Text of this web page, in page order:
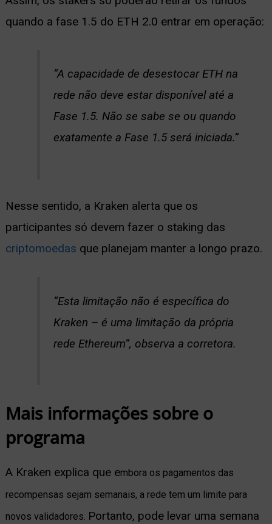
quando a fase 1.5 do ETH 2.0 entrar em operação:
“A capacidade de desestocar ETH na
rede não deve estar disponível até a
Fase 1.5. Não se sabe se ou quando
exatamente a Fase 1.5 será iniciada.”
Nesse sentido, a Kraken alerta que os
participantes só devem fazer o staking das
criptomoedas que planejam manter a longo prazo.
“Esta limitação não é específica do
Kraken – é uma limitação da própria
rede Ethereum”, observa a corretora.
Mais informações sobre o
programa
A Kraken explica que embora os pagamentos das
recompensas sejam semanais, a rede tem um limite para
novos validadores. Portanto, pode levar uma semana